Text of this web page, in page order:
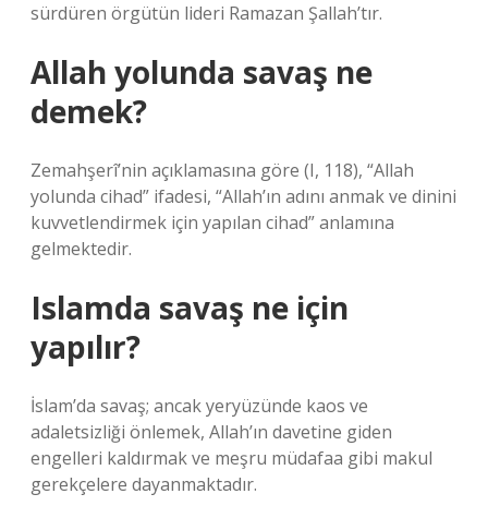
sürdüren örgütün lideri Ramazan Şallah’tır.
Allah yolunda savaş ne
demek?
Zemahşerî’nin açıklamasına göre (I, 118), “Allah
yolunda cihad” ifadesi, “Allah’ın adını anmak ve dinini
kuvvetlendirmek için yapılan cihad” anlamına
gelmektedir.
Islamda savaş ne için
yapılır?
İslam’da savaş; ancak yeryüzünde kaos ve
adaletsizliği önlemek, Allah’ın davetine giden
engelleri kaldırmak ve meşru müdafaa gibi makul
gerekçelere dayanmaktadır.